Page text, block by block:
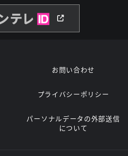
お問い合わせ
プライバシーポリシー
パーソナルデータの外部送信
について